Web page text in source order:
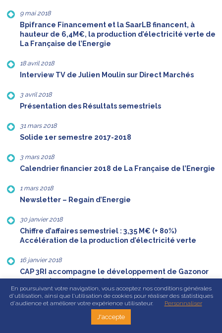
9 mai 2018
Bpifrance Financement et la SaarLB financent, à
hauteur de 6,4M€, la production d’électricité verte de
La Française de l’Energie
18 avril 2018
Interview TV de Julien Moulin sur Direct Marchés
3 avril 2018
Présentation des Résultats semestriels
31 mars 2018
Solide 1er semestre 2017-2018
3 mars 2018
Calendrier financier 2018 de La Française de l’Energie
1 mars 2018
Newsletter – Regain d’Energie
30 janvier 2018
Chiffre d’affaires semestriel : 3,35 M€ (+ 80%)
Accélération de la production d’électricité verte
16 janvier 2018
CAP 3RI accompagne le développement de Gazonor
avec un investissement de 3 millions d’€
9 janvier 2018
de-France pour la mise en place de nouveaux sites de
En poursuivant votre navigation, vous acceptez nos conditions générales
d'utilisation, ainsi que l'utilisation de cookies pour réaliser des statistiques
d'audience et améliorer votre expérience utilisateur.
Personnaliser
J'accepte